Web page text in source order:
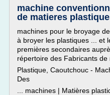
machine
de matieres
machines pour le broyage
à broyer les plastiques ... et
premières secondaires
répertoire des Fabricants de
Plastique, Caoutchouc -
Des
... machines | Matières